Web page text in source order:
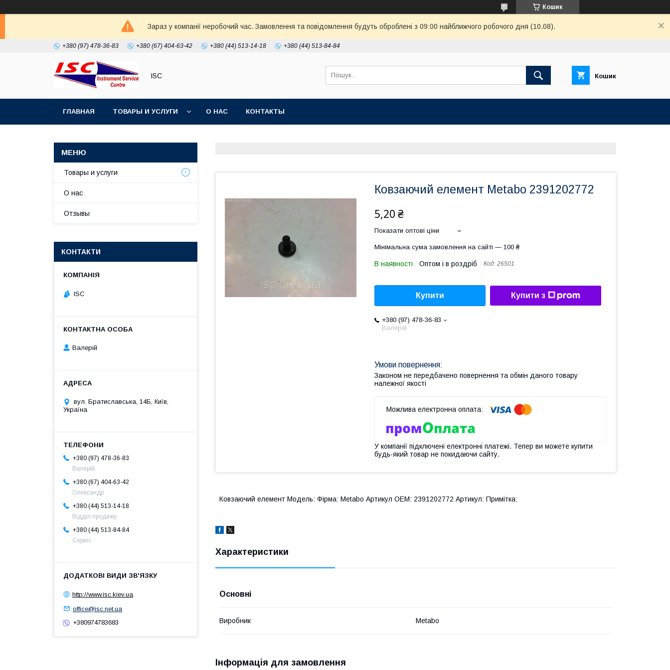
Кошик
Зараз у компанії неробочий час. Замовлення та повідомлення будуть оброблені з 09:00 найближчого робочого дня (10.08).
+380 (97) 478-36-83 +380 (67) 404-63-42 +380 (44) 513-14-18 +380 (44) 513-84-84
ISC Кошик
ГЛАВНАЯ ТОВАРЫ И УСЛУГИ О НАС КОНТАКТЫ
Ковзаючий елемент Metabo 2391202772
5,20 ₴
Показати оптові ціни
Мінімальна сума замовлення на сайті — 100 ₴
В наявності Оптом і в роздріб Код: 26501
Купити Купити з
+380 (97) 478-36-83
Валерій
Законом не передбачено повернення та обмін даного товару
належної якості
У компанії підключені електронні платежі. Тепер ви можете купити
будь-який товар не покидаючи сайту.
Ковзаючий елемент Модель: Фірма: Metabo Артикул OEM: 2391202772 Артикул: Примітка:
Характеристики
Основні
Виробник Metabo
Інформація для замовлення
Товары и услуги
О нас
Отзывы
КОНТАКТИ
ISC
Валерій
вул. Братиславська, 14Б, Київ,
Україна
+380 (97) 478-36-83
Валерій
+380 (67) 404-63-42
Олександр
+380 (44) 513-14-18
Відділ продажу
+380 (44) 513-84-84
Сервіс
http://www.isc.kiev.ua
office@isc.net.ua
+380974783683